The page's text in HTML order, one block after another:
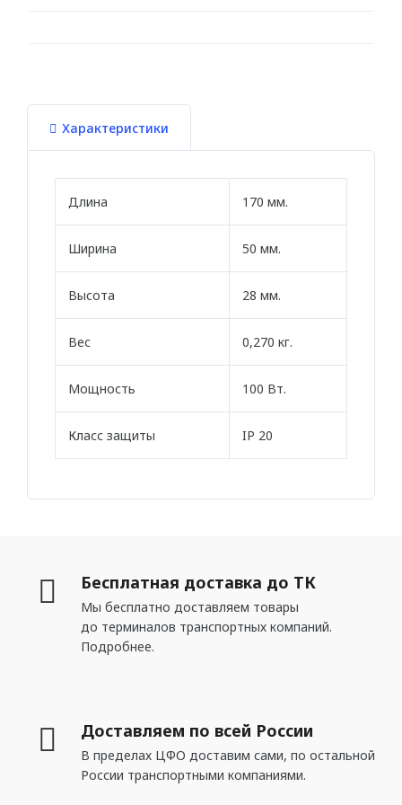
МОЛДИНГИ
Угловые молдинги
Уголки
Из дюрополимера
Из полиуретана
Потолка
Плинтус
Дизайнерские
Классические
Из полиуретана
3D ПАНЕЛИ
Гибкие
Характеристики
Длина 170 мм.
Ширина 50 мм.
Высота 28 мм.
Вес 0,270 кг.
Мощность 100 Вт.
Класс защиты IP 20
Бесплатная доставка до ТК
Мы бесплатно доставляем товары
до терминалов транспортных компаний.
Подробнее.
Доставляем по всей России
В пределах ЦФО доставим сами, по остальной
России транспортными компаниями.